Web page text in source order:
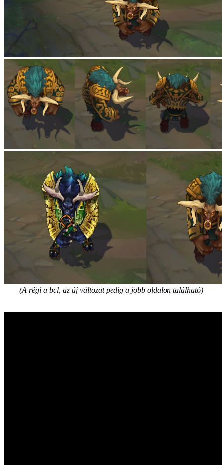
(A régi a bal, az új változat pedig a jobb oldalon található)